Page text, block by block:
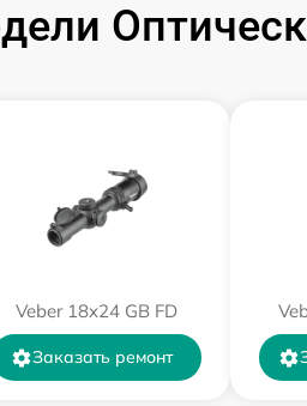
от 60 мин
Veber 18x24 GB FD
Заказать ремонт